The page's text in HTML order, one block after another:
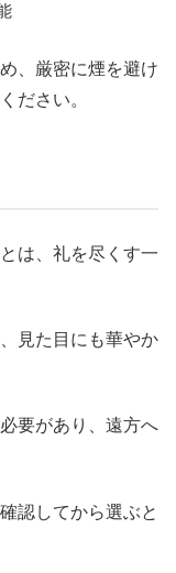
、厳密に煙を避け
ださい。
は、礼を尽くす一
見た目にも華やか
要があり、遠方へ
認してから選ぶと